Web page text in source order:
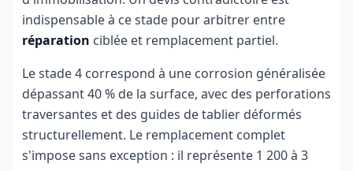
indispensable à ce stade pour arbitrer entre
réparation ciblée et remplacement partiel.
Le stade 4 correspond à une corrosion généralisée
dépassant 40 % de la surface, avec des perforations
traversantes et des guides de tablier déformés
structurellement. Le remplacement complet
s'impose sans exception : il représente 1 200 à 3